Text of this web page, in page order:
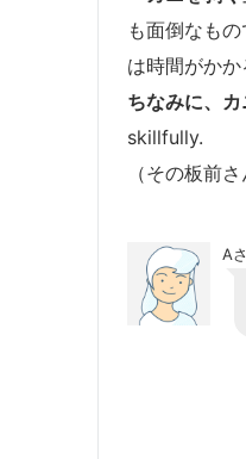
も面倒なも
は時間がかか
ちなみに、
skillfully.
（その板前
A